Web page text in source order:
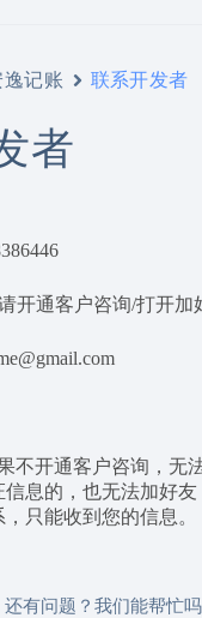
逸记账 联系开发者
者
开通客户咨询/打开加
不开通客户咨询，无
息的，也无法加好友
只能收到您的信息。
还有问题？我们能帮忙吗